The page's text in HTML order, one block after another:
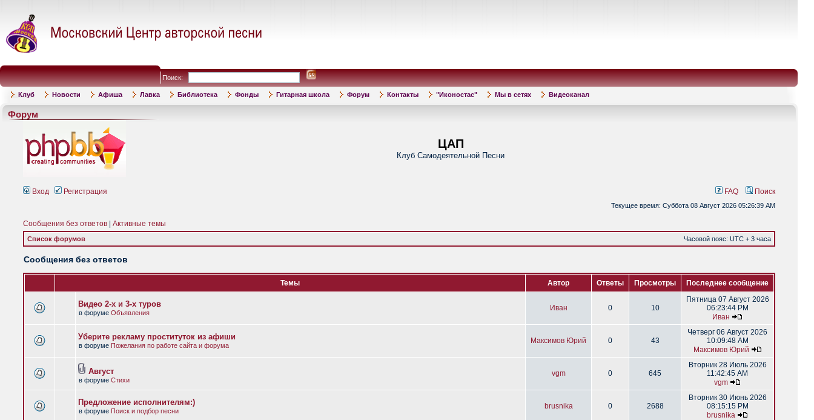
Поиск:
Клуб Новости Афиша Лавка Библиотека Фонды Гитарная школа Форум Контакты "Иконостас" Мы в сетях Видеоканал
Форум
ЦАП
Клуб Самодеятельной Песни
Вход Регистрация FAQ Поиск
Текущее время: Суббота 08 Август 2026 05:26:39 AM
Сообщения без ответов Активные темы
Список форумов Часовой пояс: UTC + 3 часа
Сообщения без ответов
Темы Автор Ответы Просмотры Последнее сообщение
Видео 2-х и 3-х туров
в форуме Объявления
Иван 0 10
Пятница 07 Август 2026
06:23:44 PM
Иван
Уберите рекламу проституток из афиши
в форуме Пожелания по работе сайта и форума
Максимов Юрий 0 43
Четверг 06 Август 2026
10:09:48 AM
Максимов Юрий
Август
в форуме Стихи
vgm 0 645
Вторник 28 Июль 2026
11:42:45 AM
vgm
Предложение исполнителям:)
в форуме Поиск и подбор песни
brusnika 0 2688
Вторник 30 Июнь 2026
08:15:15 PM
brusnika